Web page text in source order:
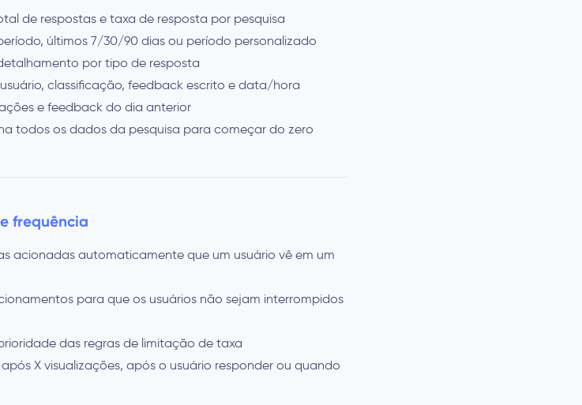
de respostas e taxa de resposta por pesquisa
últimos 7/30/90 dias ou período personalizado
por tipo de resposta
classificação, feedback escrito e data/hora
e feedback do dia anterior
todos os dados da pesquisa para começar do zero
frequência
acionadas automaticamente que um usuário vê em um
para que os usuários não sejam interrompidos
das regras de limitação de taxa
X visualizações, após o usuário responder ou quando